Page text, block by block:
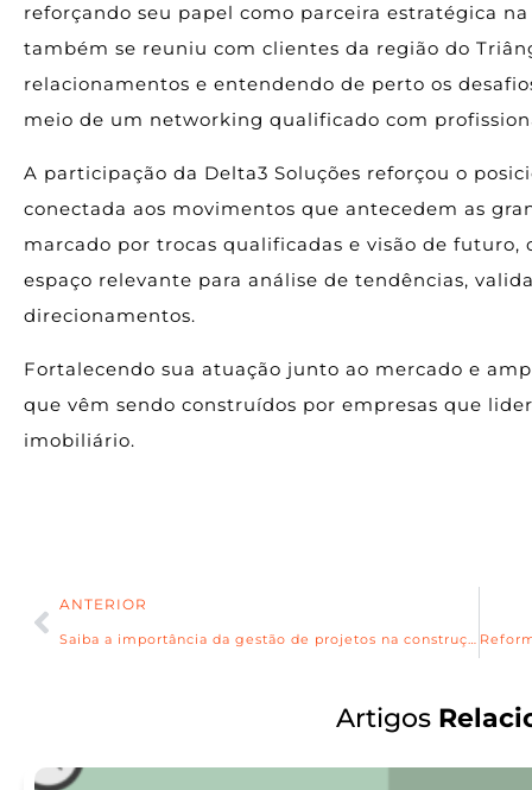
reforçando seu papel como parceira estratégica
também se reuniu com clientes da região do
relacionamentos e entendendo de perto os
meio de um networking qualificado com
A participação da Delta3 Soluções reforçou o
conectada aos movimentos que antecedem as
marcado por trocas qualificadas e visão de futuro,
espaço relevante para análise de tendências,
direcionamentos.
Fortalecendo sua atuação junto ao mercado e
que vêm sendo construídos por empresas que
imobiliário.
ANTERIOR
Artigos